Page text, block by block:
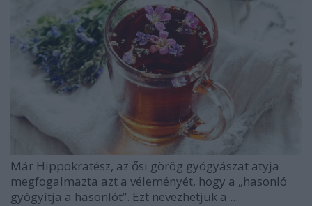
Már Hippokratész, az ősi görög gyógyászat atyja
megfogalmazta azt a véleményét, hogy a „hasonló
gyógyítja a hasonlót”. Ezt nevezhetjük a ...